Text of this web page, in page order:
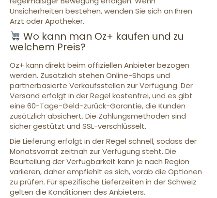
Unsicherheiten bestehen, wenden Sie sich an Ihren
Arzt oder Apotheker.
Wo kann man Oz+ kaufen und zu
welchem Preis?
Oz+ kann direkt beim offiziellen Anbieter bezogen
werden. Zusätzlich stehen Online-Shops und
partnerbasierte Verkaufsstellen zur Verfügung. Der
Versand erfolgt in der Regel kostenfrei, und es gibt
eine 60-Tage-Geld-zurück-Garantie, die Kunden
zusätzlich absichert. Die Zahlungsmethoden sind
sicher gestützt und SSL-verschlüsselt.
Die Lieferung erfolgt in der Regel schnell, sodass der
Monatsvorrat zeitnah zur Verfügung steht. Die
Beurteilung der Verfügbarkeit kann je nach Region
variieren, daher empfiehlt es sich, vorab die Optionen
zu prüfen. Für spezifische Lieferzeiten in der Schweiz
gelten die Konditionen des Anbieters.